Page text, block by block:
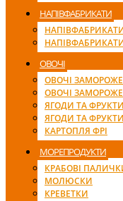
НАПІВФАБРИКАТИ
ОВОЧІ
ОВОЧІ
ОВОЧІ
ЯГОДИ ТА
ЯГОДИ ТА
КАРТОПЛЯ ФРІ
МОРЕПРОДУКТИ
КРАБОВІ
МОЛЮСКИ
КРЕВЕТКИ